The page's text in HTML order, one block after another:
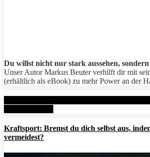
Du willst nicht nur stark aussehen,
Unser Autor Markus Beuter verhilft dir mit
(erhältlich als eBook) zu mehr Power an der
Kraftsport: Bremst du dich selbst aus,
vermeidest?